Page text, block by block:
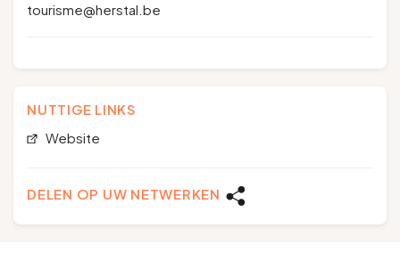
tourisme@herstal.be
NUTTIGE LINKS
Website
DELEN OP UW NETWERKEN